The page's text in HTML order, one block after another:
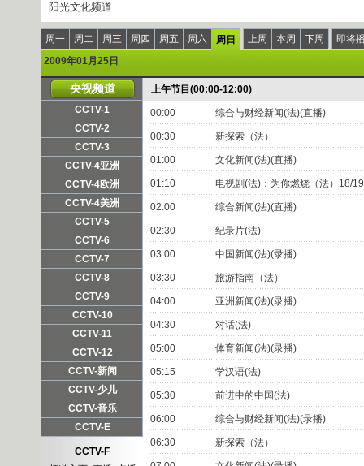
阳光文化频道
周一 周二 周三 周四 周五 周六 周日 上周 本周 下周
即将
2009年01月25日
央视频道
CCTV-1
频道主页 直播
CCTV-2
频道主页 直播
CCTV-3
频道主页 直播 点播
CCTV-4亚洲
频道主页 直播 点播
CCTV-4欧洲
频道主页 直播 点播
CCTV-4美洲
频道主页 直播
CCTV-5
频道主页 直播
CCTV-6
频道主页 直播
CCTV-7
频道主页 直播
CCTV-8
频道主页 直播
CCTV-9
频道主页 直播
CCTV-10
频道主页 直播
CCTV-11
频道主页 直播
CCTV-12
频道主页 直播 点播
CCTV-新闻
频道主页 直播 点播
CCTV-少儿
频道主页 直播 点播
CCTV-音乐
频道主页 直播
CCTV-E
CCTV-F
上午节目(00:00-12:00)
00:00 综合与财经新闻(法)(直播)
00:30 新探索（法）
01:00 文化新闻(法)(直播)
01:10 电视剧(法)：为你燃烧（法）18/19
02:00 综合新闻(法)(直播)
02:30 纪录片(法)
03:00 中国新闻(法)(录播)
03:30 旅游指南（法）
04:00 亚洲新闻(法)(录播)
04:30 对话(法)
05:00 体育新闻(法)(录播)
05:15 学汉语(法)
05:30 前进中的中国(法)
06:00 综合与财经新闻(法)(录播)
06:30 新探索（法）